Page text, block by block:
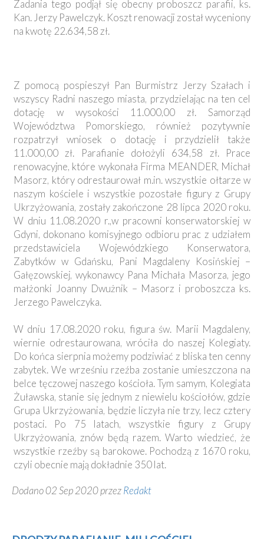
Zadania tego podjął się obecny proboszcz parafii, ks.
Kan. Jerzy Pawelczyk. Koszt renowacji został wyceniony
na kwotę 22.634,58 zł.
Z pomocą pospieszył Pan Burmistrz Jerzy Szałach i
wszyscy Radni naszego miasta, przydzielając na ten cel
dotację w wysokości 11.000,00 zł. Samorząd
Województwa Pomorskiego, również pozytywnie
rozpatrzył wniosek o dotację i przydzielił także
11.000,00 zł. Parafianie dołożyli 634,58 zł. Prace
renowacyjne, które wykonała Firma MEANDER, Michał
Masorz, który odrestaurował m.in. wszystkie ołtarze w
naszym kościele i wszystkie pozostałe figury z Grupy
Ukrzyżowania, zostały zakończone 28 lipca 2020 roku.
W dniu 11.08.2020 r.,w pracowni konserwatorskiej w
Gdyni, dokonano komisyjnego odbioru prac z udziałem
przedstawiciela Wojewódzkiego Konserwatora,
Zabytków w Gdańsku, Pani Magdaleny Kosińskiej –
Gałęzowskiej, wykonawcy Pana Michała Masorza, jego
małżonki Joanny Dwużnik – Masorz i proboszcza ks.
Jerzego Pawelczyka.
W dniu 17.08.2020 roku, figura św. Marii Magdaleny,
wiernie odrestaurowana, wróciła do naszej Kolegiaty.
Do końca sierpnia możemy podziwiać z bliska ten cenny
zabytek. We wrześniu rzeźba zostanie umieszczona na
belce tęczowej naszego kościoła. Tym samym, Kolegiata
Żuławska, stanie się jednym z niewielu kościołów, gdzie
Grupa Ukrzyżowania, będzie liczyła nie trzy, lecz cztery
postaci. Po 75 latach, wszystkie figury z Grupy
Ukrzyżowania, znów będą razem. Warto wiedzieć, że
wszystkie rzeźby są barokowe. Pochodzą z 1670 roku,
czyli obecnie mają dokładnie 350 lat.
Dodano 02 Sep 2020 przezRedakt